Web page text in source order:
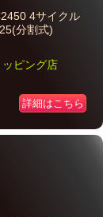
4サイクル
分割式)
ピング店
詳細はこちら